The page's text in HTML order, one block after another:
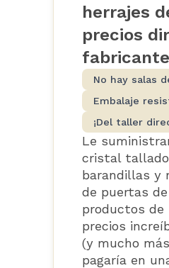
herrajes
precios
fabricante
No hay salas
Embalaje
¡Del taller
Le
cristal tallado
barandillas y
de puertas
productos de
precios
(y mucho
pagaría en